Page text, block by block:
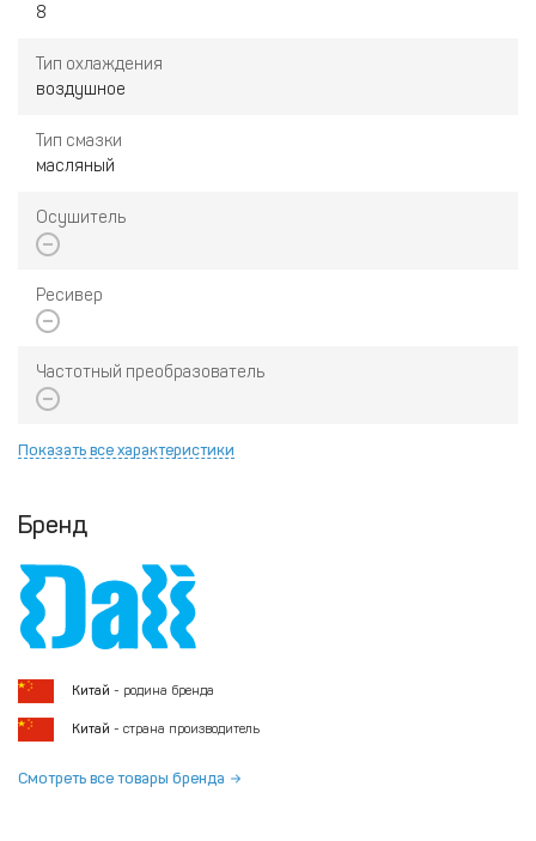
8
Тип охлаждения
воздушное
Тип смазки
масляный
Осушитель
Ресивер
Частотный преобразователь
Показать все характеристики
Бренд
Китай - родина бренда
Китай - страна производитель
Смотреть все товары бренда